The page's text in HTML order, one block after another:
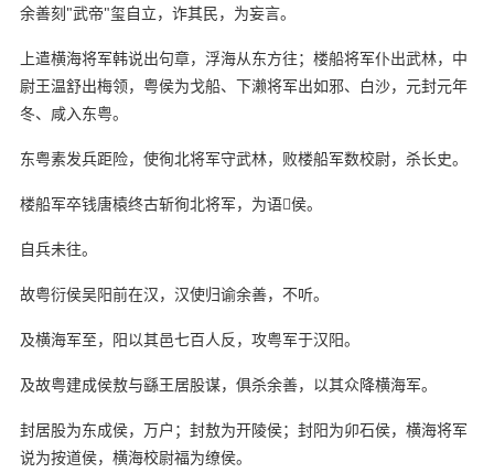
余善刻"武帝"玺自立，诈其民，为妄言。
上遣横海将军韩说出句章，浮海从东方往；楼船将军仆出武林，中
尉王温舒出梅领，粤侯为戈船、下濑将军出如邪、白沙，元封元年
冬、咸入东粤。
东粤素发兵距险，使徇北将军守武林，败楼船军数校尉，杀长史。
楼船军卒钱唐榬终古斩徇北将军，为语侯。
自兵未往。
故粤衍侯吴阳前在汉，汉使归谕余善，不听。
及横海军至，阳以其邑七百人反，攻粤军于汉阳。
及故粤建成侯敖与繇王居股谋，俱杀余善，以其众降横海军。
封居股为东成侯，万户；封敖为开陵侯；封阳为卯石侯，横海将军
说为按道侯，横海校尉福为缭侯。